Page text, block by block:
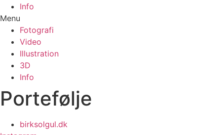
Info
Menu
Fotografi
Video
Illustration
3D
Info
Portefølje
birksolgul.dk